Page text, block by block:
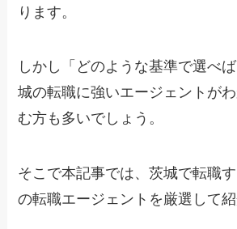
ります。
しかし「どのような基準で選べ
城の転職に強いエージェントが
む方も多いでしょう。
そこで本記事では、茨城で転職
の転職エージェントを厳選して紹